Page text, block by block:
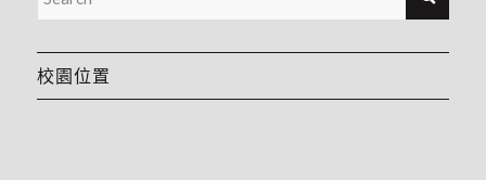
校園位置